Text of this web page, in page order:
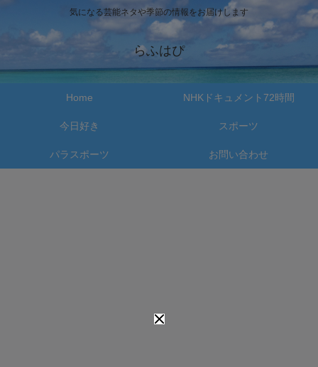
気になる芸能ネタや季節の情報をお届けします
らふはぴ
Home NHKドキュメント72時間
今日好き スポーツ
パラスポーツ お問い合わせ